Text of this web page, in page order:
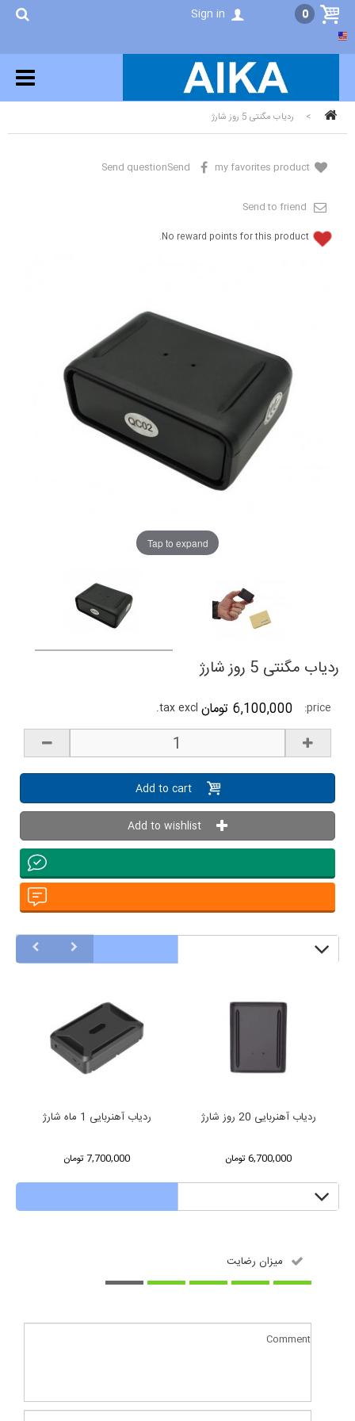
0
Sign in
> ردیاب مگنتی 5 روز شارژ
Send
Send question
Send to friend
No reward points for this product.
Tap to expand
ردیاب مگنتی 5 روز شارژ
price: 6,100,000 تومان
Add to cart
ردیاب آهنربایی 1 ماه شارژ
7,700,000 تومان
ردیاب آهنربایی 20 روز شارژ
6,700,000 تومان
میزان رضایت